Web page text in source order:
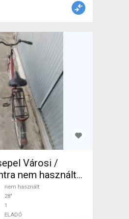
Városi /
nem használt
nem használt
28"
1
ELADÓ